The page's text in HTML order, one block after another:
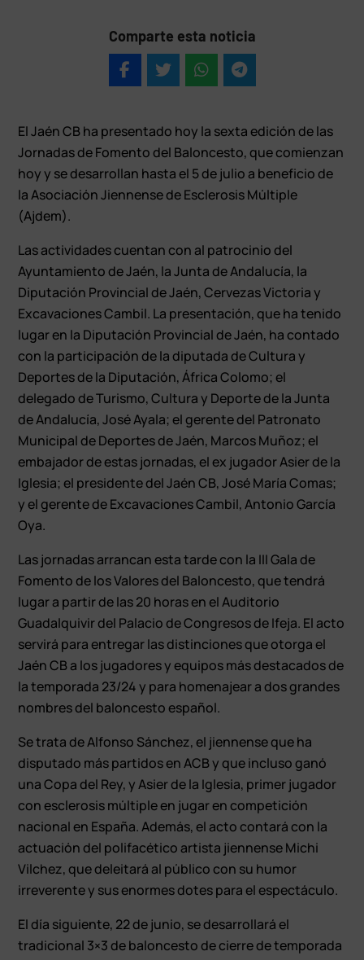
Comparte esta noticia
El Jaén CB ha presentado hoy la sexta edición de las
Jornadas de Fomento del Baloncesto, que comienzan
hoy y se desarrollan hasta el 5 de julio a beneficio de
la Asociación Jiennense de Esclerosis Múltiple
(Ajdem).
Las actividades cuentan con al patrocinio del
Ayuntamiento de Jaén, la Junta de Andalucía, la
Diputación Provincial de Jaén, Cervezas Victoria y
Excavaciones Cambil. La presentación, que ha tenido
lugar en la Diputación Provincial de Jaén, ha contado
con la participación de la diputada de Cultura y
Deportes de la Diputación, África Colomo; el
delegado de Turismo, Cultura y Deporte de la Junta
de Andalucía, José Ayala; el gerente del Patronato
Municipal de Deportes de Jaén, Marcos Muñoz; el
embajador de estas jornadas, el ex jugador Asier de la
Iglesia; el presidente del Jaén CB, José María Comas;
y el gerente de Excavaciones Cambil, Antonio García
Oya.
Las jornadas arrancan esta tarde con la III Gala de
Fomento de los Valores del Baloncesto, que tendrá
lugar a partir de las 20 horas en el Auditorio
Guadalquivir del Palacio de Congresos de Ifeja. El acto
servirá para entregar las distinciones que otorga el
Jaén CB a los jugadores y equipos más destacados de
la temporada 23/24 y para homenajear a dos grandes
nombres del baloncesto español.
Se trata de Alfonso Sánchez, el jiennense que ha
disputado más partidos en ACB y que incluso ganó
una Copa del Rey, y Asier de la Iglesia, primer jugador
con esclerosis múltiple en jugar en competición
nacional en España. Además, el acto contará con la
actuación del polifacético artista jiennense Michi
Vilchez, que deleitará al público con su humor
irreverente y sus enormes dotes para el espectáculo.
El día siguiente, 22 de junio, se desarrollará el
tradicional 3×3 de baloncesto de cierre de temporada